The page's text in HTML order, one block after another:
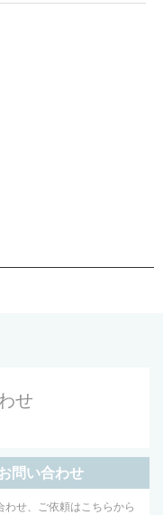
せ
問い合わせ
せ、ご依頼はこちらから